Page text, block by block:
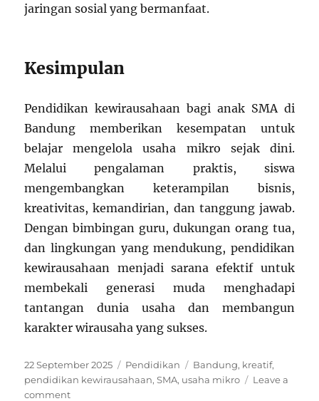
jaringan sosial yang bermanfaat.
Kesimpulan
Pendidikan kewirausahaan bagi anak SMA di
Bandung memberikan kesempatan untuk
belajar mengelola usaha mikro sejak dini.
Melalui pengalaman praktis, siswa
mengembangkan keterampilan bisnis,
kreativitas, kemandirian, dan tanggung jawab.
Dengan bimbingan guru, dukungan orang tua,
dan lingkungan yang mendukung, pendidikan
kewirausahaan menjadi sarana efektif untuk
membekali generasi muda menghadapi
tantangan dunia usaha dan membangun
karakter wirausaha yang sukses.
Posted
on
22 September 2025 Categories
Pendidikan Tags
Bandung, kreatif,
pendidikan kewirausahaan,SMA, usaha mikro
Leave a
commenton